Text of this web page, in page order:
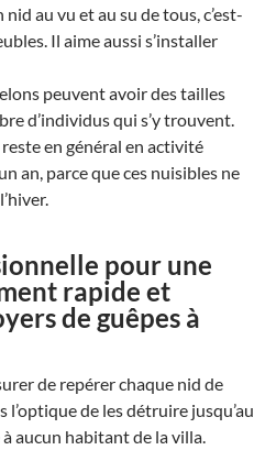
au vu et au su de tous, c’est-
Il aime aussi s’installer
peuvent avoir des tailles
d’individus qui s’y trouvent.
en général en activité
an, parce que ces nuisibles ne
pour une
rapide et
de guêpes à
de repérer chaque nid de
l’optique de les détruire jusqu’au
aucun habitant de la villa.